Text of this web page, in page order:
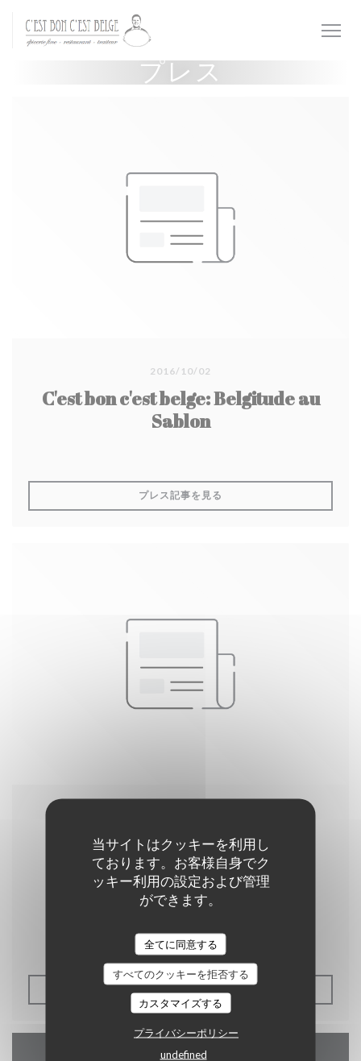
クッキー利用の管理について
当サイトはクッキーを利用し
ております。お客様自身でク
ッキー利用の設定および管理
ができます。
全てに同意する
すべてのクッキーを拒否する
カスタマイズする
プライバシーポリシー
undefined
プレス
2016/10/02
C'est bon c'est belge: Belgitude au
Sablon
プレス記事を見る
Les plats pays
tellement courant.
プレス記事を見る((新しいウィンドウで開きま